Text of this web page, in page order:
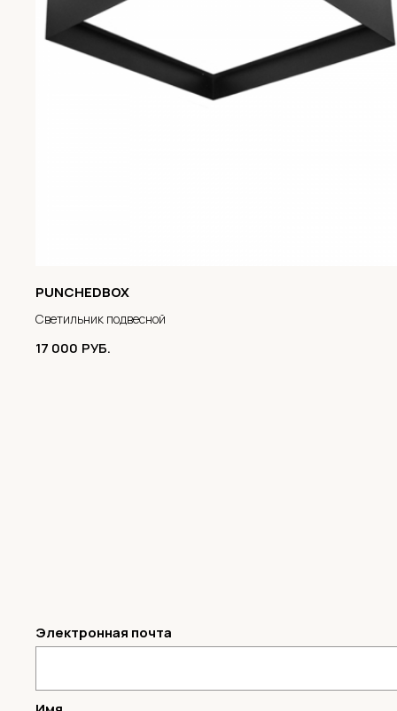
PUNCHEDBOX
Светильник подвесной
17 000 РУБ.
Электронная почта